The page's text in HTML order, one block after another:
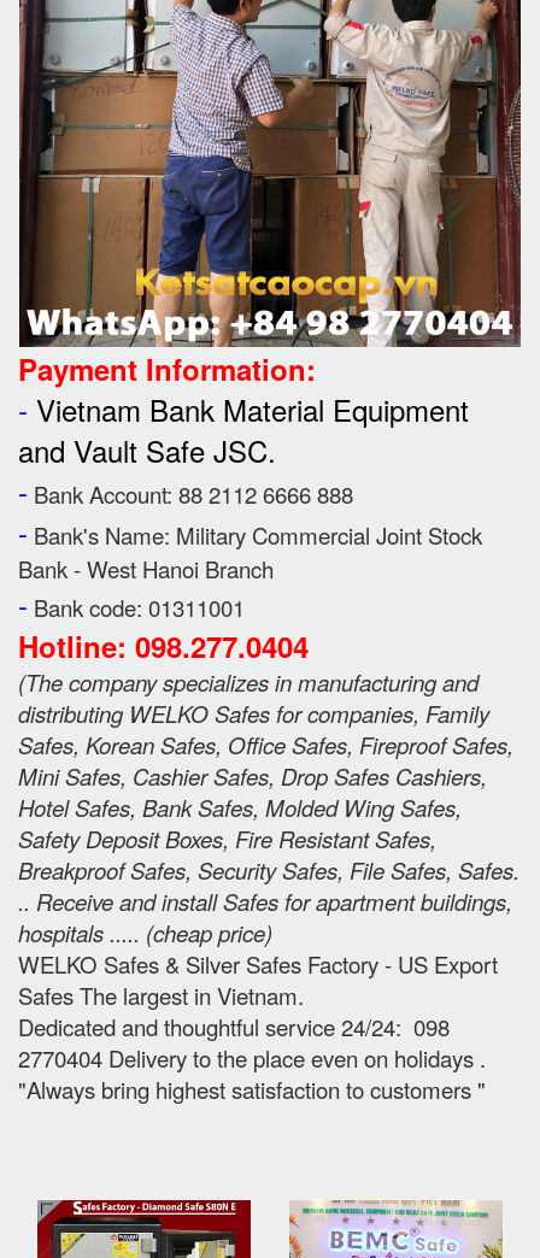
Payment Information:
- Vietnam Bank Material Equipment
and Vault Safe JSC.
- Bank Account: 88 2112 6666 888
- Bank's Name: Military Commercial Joint Stock
Bank - West Hanoi Branch
- Bank code: 01311001
Hotline: 098.277.0404
(The company specializes in manufacturing and
distributing WELKO Safes for companies, Family
Safes, Korean Safes, Office Safes, Fireproof Safes,
Mini Safes, Cashier Safes, Drop Safes Cashiers,
Hotel Safes, Bank Safes, Molded Wing Safes,
Safety Deposit Boxes, Fire Resistant Safes,
Breakproof Safes, Security Safes, File Safes, Safes.
.. Receive and install Safes for apartment buildings,
hospitals ..... (cheap price)
WELKO Safes & Silver Safes Factory - US Export
Safes The largest in Vietnam.
Dedicated and thoughtful service 24/24: 098
2770404 Delivery to the place even on holidays .
"Always bring highest satisfaction to customers "